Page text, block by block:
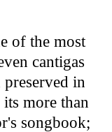
of the most
cantigas
in
more than
songbook;